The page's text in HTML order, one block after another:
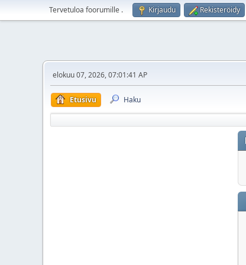
Tervetuloa foorumille . Kirjaudu Rekisteröidy
elokuu 07, 2026, 07:01:41 AP
Etusivu Haku